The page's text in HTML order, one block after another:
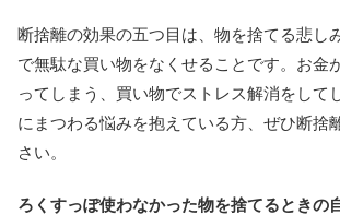
断捨離の効果の五つ目は、物を捨てる悲し
で無駄な買い物をなくせることです。お金
ってしまう、買い物でストレス解消をして
にまつわる悩みを抱えている方、ぜひ断捨
さい。
ろくすっぽ使わなかった物を捨てるときの